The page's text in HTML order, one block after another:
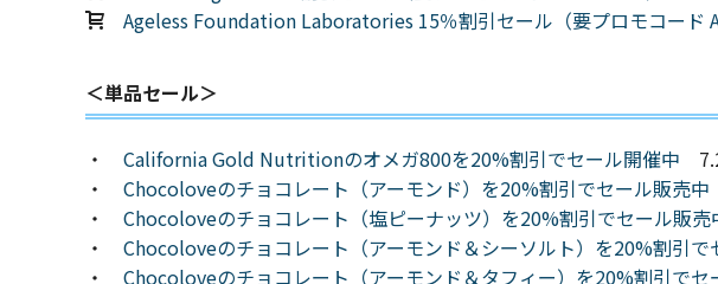
Ageless Foundation Laboratories 15％割引セール（要プロモコード
＜単品セール＞
・ California Gold Nutritionのオメガ800を20%割引でセール開催中
・ Chocoloveのチョコレート（アーモンド）を20%割引でセール販売中
・ Chocoloveのチョコレート（塩ピーナッツ）を20%割引でセール販売
・ Chocoloveのチョコレート（アーモンド＆シーソルト）を20%割引で
・ Chocoloveのチョコレート（アーモンド＆タフィー）を20%割引でセ